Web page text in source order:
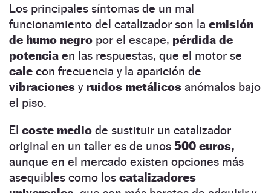
Los principales síntomas de un mal
funcionamiento del catalizador son la emisión
de humo negro por el escape, pérdida de
potencia en las respuestas, que el motor se
cale con frecuencia y la aparición de
vibraciones y ruidos metálicos anómalos bajo
el piso.
El coste medio de sustituir un catalizador
original en un taller es de unos 500 euros,
aunque en el mercado existen opciones más
asequibles como los catalizadores